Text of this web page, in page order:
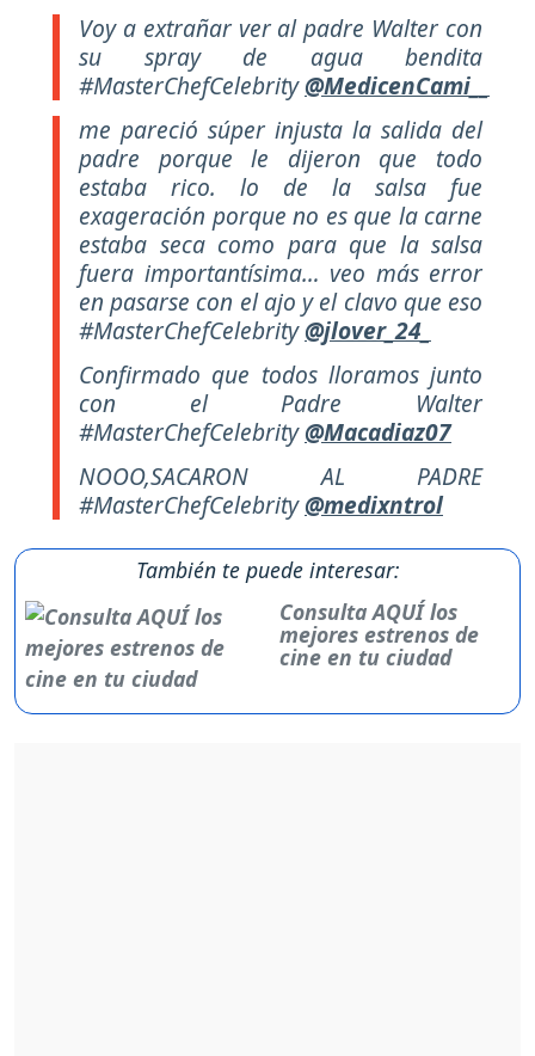
Voy a extrañar ver al padre Walter con
su spray de agua bendita
#MasterChefCelebrity@MedicenCami__
me pareció súper injusta la salida del
padre porque le dijeron que todo
estaba rico. lo de la salsa fue
exageración porque no es que la carne
estaba seca como para que la salsa
fuera importantísima… veo más error
en pasarse con el ajo y el clavo que eso
#MasterChefCelebrity@jlover_24_
Confirmado que todos lloramos junto
con el Padre Walter
#MasterChefCelebrity@Macadiaz07
NOOO,SACARON AL PADRE
#MasterChefCelebrity@medixntrol
También te puede interesar:
Consulta AQUÍ los
mejores estrenos de
cine en tu ciudad